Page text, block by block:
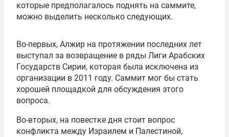
которые предполагалось поднять на саммите,
можно выделить несколько следующих.
Во-первых, Алжир на протяжении последних лет
выступал за возвращение в ряды Лиги Арабских
Государств Сирии, которая была исключена из
организации в 2011 году. Саммит мог бы стать
хорошей площадкой для обсуждения этого
вопроса.
Во-вторых, на повестке дня стоит вопрос
конфликта между Израилем и Палестиной,